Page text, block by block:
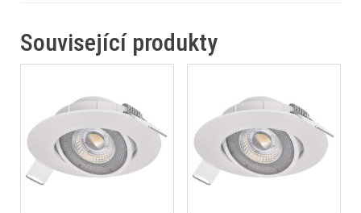
Související produkty